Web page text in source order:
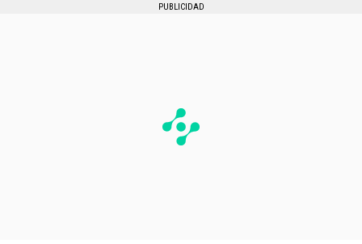
PUBLICIDAD